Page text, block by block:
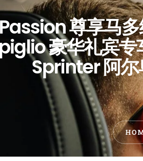
尊享马
豪华礼宾
Sprinter 阿尔